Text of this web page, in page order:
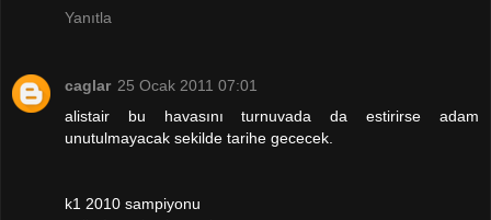
Yanıtla
caglar 25 Ocak 2011 07:01
alistair bu havasını turnuvada da estirirse adam
unutulmayacak sekilde tarihe gececek.
k1 2010 sampiyonu